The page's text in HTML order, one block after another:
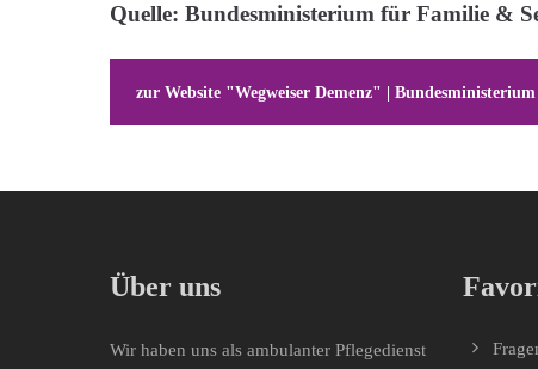
Quelle: Bundesministerium für Familie &
zur Website "Wegweiser Demenz" |
Über uns
Wir haben uns als ambulanter Pflegedienst